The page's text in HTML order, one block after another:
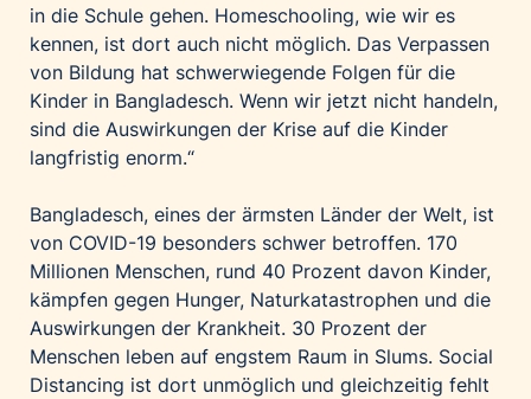
in die Schule gehen. Homeschooling, wie wir es
kennen, ist dort auch nicht möglich. Das Verpassen
von Bildung hat schwerwiegende Folgen für die
Kinder in Bangladesch. Wenn wir jetzt nicht handeln,
sind die Auswirkungen der Krise auf die Kinder
langfristig enorm.“
Bangladesch, eines der ärmsten Länder der Welt, ist
von COVID-19 besonders schwer betroffen. 170
Millionen Menschen, rund 40 Prozent davon Kinder,
kämpfen gegen Hunger, Naturkatastrophen und die
Auswirkungen der Krankheit. 30 Prozent der
Menschen leben auf engstem Raum in Slums. Social
Distancing ist dort unmöglich und gleichzeitig fehlt